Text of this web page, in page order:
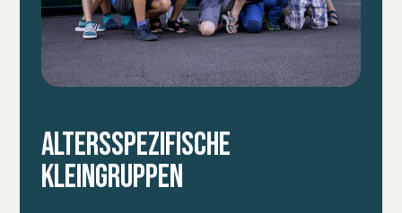
ALTERSSPEZIFISCHE
KLEINGRUPPEN